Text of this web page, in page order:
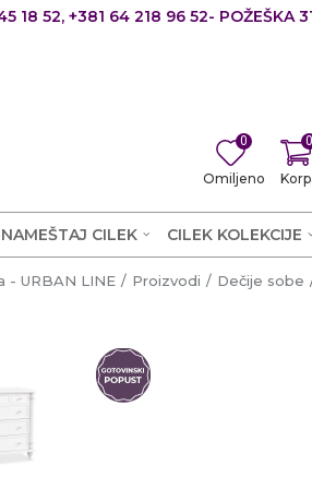
18 52, +381 64 218 96 52- POŽEŠKA
0
Omiljeno
0
CILEK CILEK KOLEKCIJE
- URBAN LINE Proizvodi Dečije sobe